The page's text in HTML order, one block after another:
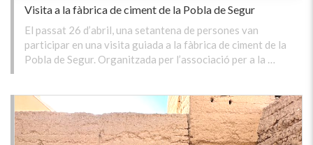
Visita a la fàbrica de ciment de la Pobla de Segur
El passat 26 d’abril, una setantena de persones van
participar en una visita guiada a la fàbrica de ciment de la
Pobla de Segur. Organitzada per l’associació per a la …